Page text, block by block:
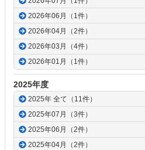
2026年06月（1件）
2026年04月（2件）
2026年03月（4件）
2026年01月（1件）
2025年度
2025年 全て（11件）
2025年07月（3件）
2025年06月（2件）
2025年04月（2件）